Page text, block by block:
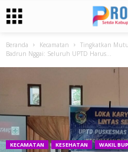
Beranda Kecamatan
Tingkatkan
Badrun Nggai: Seluruh UPTD Harus...
KECAMATAN KESEHATAN WAKIL